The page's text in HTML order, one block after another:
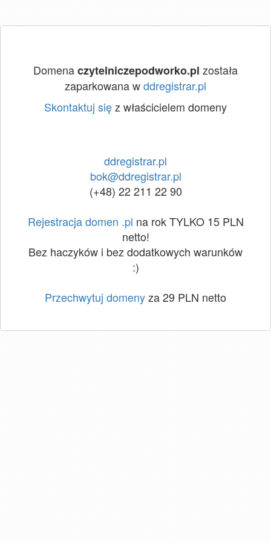
Domenaczytelniczepodworko.pl została
zaparkowana wddregistrar.pl
Skontaktuj sięz właścicielem domeny
ddregistrar.pl
bok@ddregistrar.pl
(+48) 22 211 22 90
Rejestracja domen .pl na rok TYLKO 15 PLN
netto!
Bez haczyków i bez dodatkowych warunków
:)
Przechwytuj domenyza 29 PLN netto